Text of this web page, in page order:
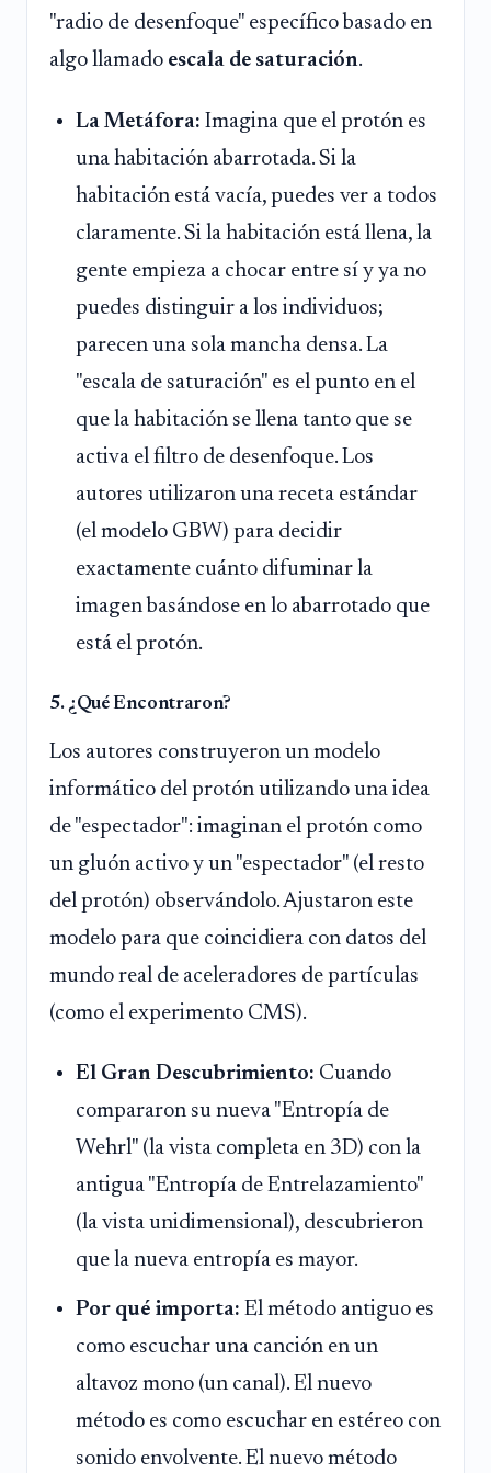
"radio de desenfoque" específico basado en
algo llamado escala de saturación.
La Metáfora: Imagina que el protón es
una habitación abarrotada. Si la
habitación está vacía, puedes ver a todos
claramente. Si la habitación está llena, la
gente empieza a chocar entre sí y ya no
puedes distinguir a los individuos;
parecen una sola mancha densa. La
"escala de saturación" es el punto en el
que la habitación se llena tanto que se
activa el filtro de desenfoque. Los
autores utilizaron una receta estándar
(el modelo GBW) para decidir
exactamente cuánto difuminar la
imagen basándose en lo abarrotado que
está el protón.
5. ¿Qué Encontraron?
Los autores construyeron un modelo
informático del protón utilizando una idea
de "espectador": imaginan el protón como
un gluón activo y un "espectador" (el resto
del protón) observándolo. Ajustaron este
modelo para que coincidiera con datos del
mundo real de aceleradores de partículas
(como el experimento CMS).
El Gran Descubrimiento: Cuando
compararon su nueva "Entropía de
Wehrl" (la vista completa en 3D) con la
antigua "Entropía de Entrelazamiento"
(la vista unidimensional), descubrieron
que la nueva entropía es mayor.
Por qué importa: El método antiguo es
como escuchar una canción en un
altavoz mono (un canal). El nuevo
método es como escuchar en estéreo con
sonido envolvente. El nuevo método